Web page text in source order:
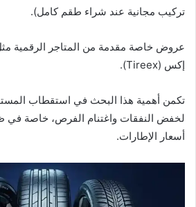
تركيب مجانية عند شراء طقم كامل).
إكس (Tireex).
تكمن أهمية هذا البحث في استقطاب
لخفض النفقات واغتنام الفرص، خاصة في
أسعار الإطارات.